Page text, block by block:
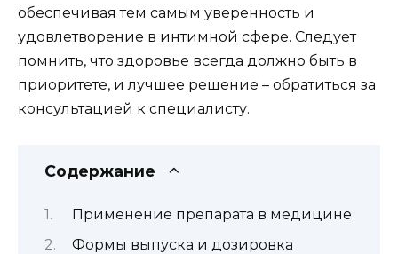
обеспечивая тем самым уверенность и
удовлетворение в интимной сфере. Следует
помнить, что здоровье всегда должно быть в
приоритете, и лучшее решение – обратиться за
консультацией к специалисту.
Содержание
Применение препарата в медицине
Формы выпуска и дозировка